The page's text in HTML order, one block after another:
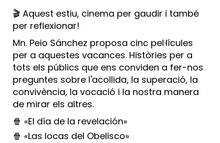
🎬 Aquest estiu, cinema per gaudir i també
per reflexionar!
Mn. Peio Sánchez proposa cinc pel·lícules
per a aquestes vacances. Històries per a
tots els públics que ens conviden a fer-nos
preguntes sobre l'acollida, la superació, la
convivència, la vocació i la nostra manera
de mirar els altres.
🍿 «El día de la revelación»
🍿 «Las locas del Obelisco»